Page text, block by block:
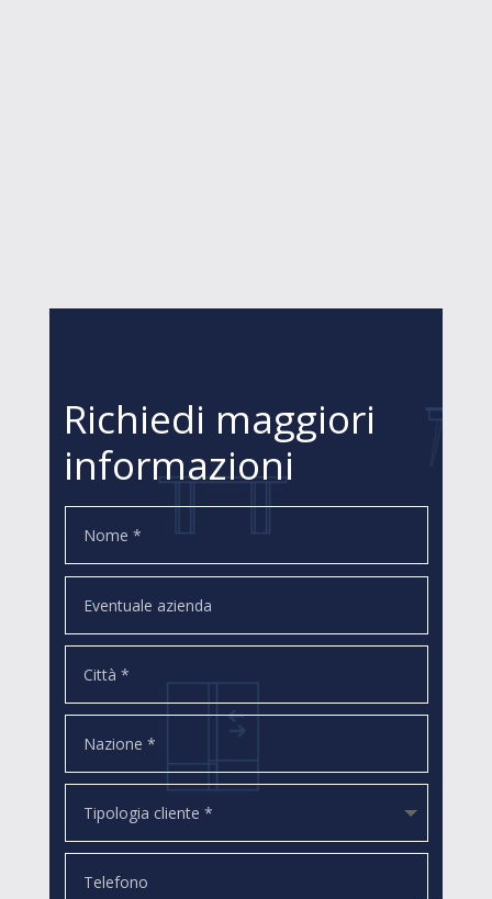
Richiedi maggiori
informazioni